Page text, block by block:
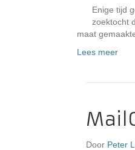
Enige tijd
zoektocht
maat
Lees meer
Door Peter